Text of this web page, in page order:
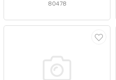
80478